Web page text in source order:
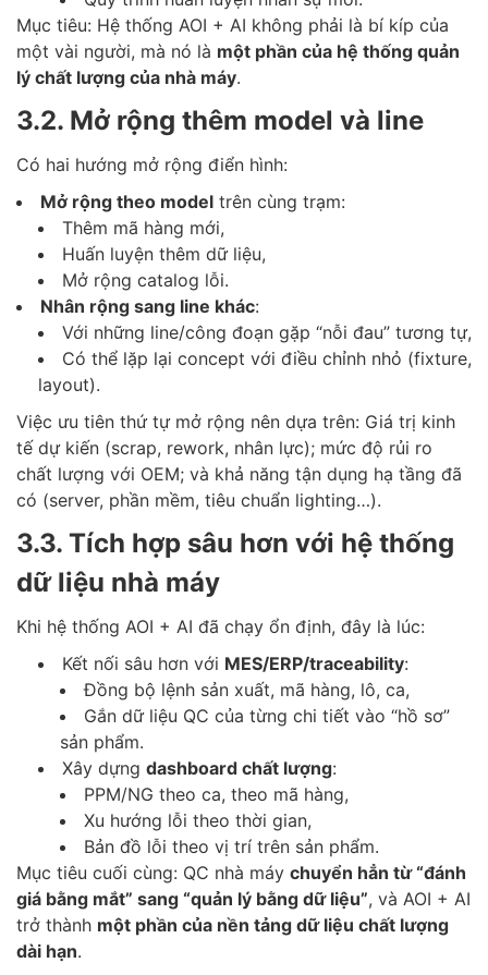
Mục tiêu: Hệ thống AOI + AI không phải là bí kíp của
một vài người, mà nó là một phần của hệ thống quản
lý chất lượng của nhà máy.
3.2. Mở rộng thêm model và line
Có hai hướng mở rộng điển hình:
Mở rộng theo model trên cùng trạm:
Thêm mã hàng mới,
Huấn luyện thêm dữ liệu,
Mở rộng catalog lỗi.
Nhân rộng sang line khác:
Với những line/công đoạn gặp “nỗi đau” tương tự,
Có thể lặp lại concept với điều chỉnh nhỏ (fixture,
layout).
Việc ưu tiên thứ tự mở rộng nên dựa trên: Giá trị kinh
tế dự kiến (scrap, rework, nhân lực); mức độ rủi ro
chất lượng với OEM; và khả năng tận dụng hạ tầng đã
có (server, phần mềm, tiêu chuẩn lighting…).
3.3. Tích hợp sâu hơn với hệ thống
dữ liệu nhà máy
Khi hệ thống AOI + AI đã chạy ổn định, đây là lúc:
Kết nối sâu hơn với MES/ERP/traceability:
Đồng bộ lệnh sản xuất, mã hàng, lô, ca,
Gắn dữ liệu QC của từng chi tiết vào “hồ sơ”
sản phẩm.
Xây dựng dashboard chất lượng:
PPM/NG theo ca, theo mã hàng,
Xu hướng lỗi theo thời gian,
Bản đồ lỗi theo vị trí trên sản phẩm.
Mục tiêu cuối cùng: QC nhà máy chuyển hẳn từ “đánh
giá bằng mắt” sang “quản lý bằng dữ liệu”, và AOI + AI
trở thành một phần của nền tảng dữ liệu chất lượng
dài hạn.